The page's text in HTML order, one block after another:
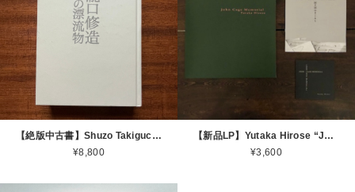
【絶版中古書】Shuzo Takiguchi 瀧口修造 夢の漂流物 世田谷美術館 富士県立近代美術館 2005 [310195712]
¥8,800
【新品LP】Yutaka Hirose “John Cage memorial“ [LP+CD+A4 booklet] (ご希望でサインします）
¥3,600